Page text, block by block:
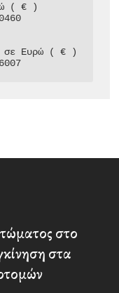
( € )
σε Ευρώ ( € )
στο
στα